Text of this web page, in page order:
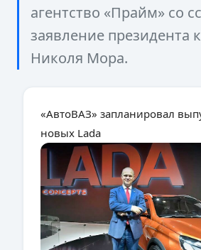
агентство «Прайм» со
заявление президента
Николя Мора.
«АвтоВАЗ» запланировал
новых Lada